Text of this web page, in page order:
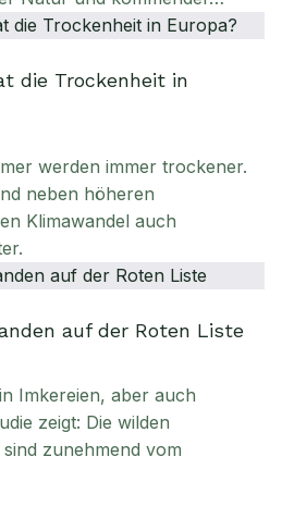
die Trockenheit in
werden immer trockener.
neben höheren
Klimawandel auch
auf der Roten Liste
Imkereien, aber auch
zeigt: Die wilden
zunehmend vom